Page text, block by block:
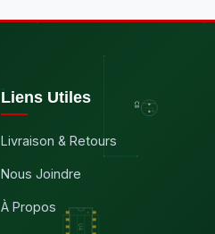
Liens Utiles
Livraison & Retours
Nous Joindre
À Propos